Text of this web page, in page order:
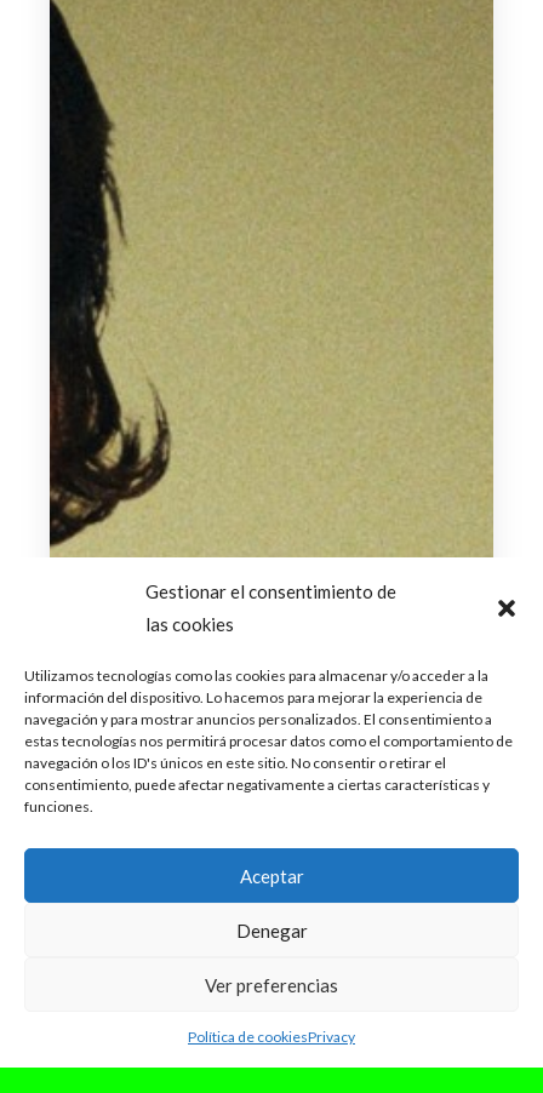
Gestionar el consentimiento de
las cookies
Utilizamos tecnologías como las cookies para almacenar y/o acceder a la
información del dispositivo. Lo hacemos para mejorar la experiencia de
navegación y para mostrar anuncios personalizados. El consentimiento a
estas tecnologías nos permitirá procesar datos como el comportamiento de
navegación o los ID's únicos en este sitio. No consentir o retirar el
consentimiento, puede afectar negativamente a ciertas características y
funciones.
Aceptar
Denegar
Ver preferencias
Política de cookiesPrivacy